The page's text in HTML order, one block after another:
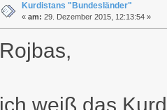
Kurdistans "Bundesländer"
« am: 29. Dezember 2015, 12:13:54 »
Rojbas,
ich weiß das